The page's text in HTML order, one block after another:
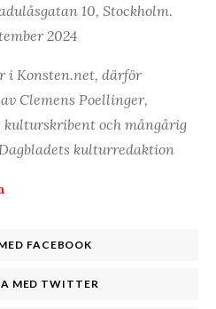
10, Stockholm.
2024
i Konsten.net, därför
Clemens Poellinger,
och mångårig
kulturredaktion
FACEBOOK
MED TWITTER